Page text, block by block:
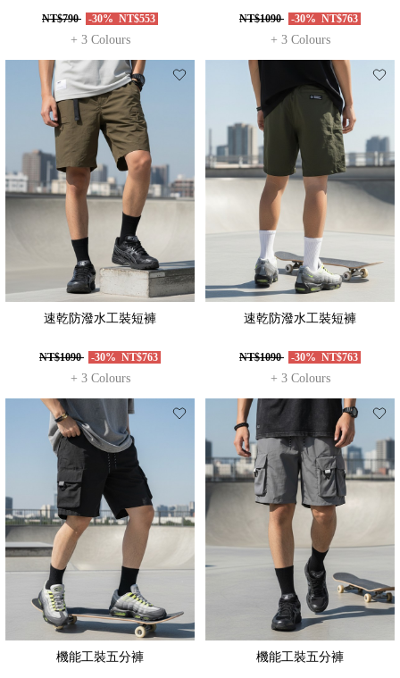
NT$790 -30% NT$553
+ 3 Colours
NT$1090 -30% NT$763
+ 3 Colours
速乾防潑水工裝短褲
NT$1090 -30% NT$763
+ 3 Colours
速乾防潑水工裝短褲
NT$1090 -30% NT$763
+ 3 Colours
機能工裝五分褲 機能工裝五分褲